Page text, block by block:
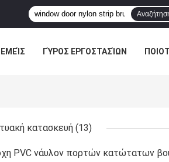
ΓΎΡΟΣ ΕΡΓΟΣΤΑΣΊΩΝ
κατασκευή (13)
PVC νάυλον πορτών κατώτατων